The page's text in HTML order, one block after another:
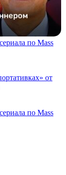
по Mass
от
по Mass